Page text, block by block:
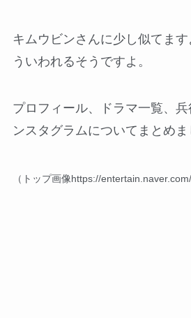
キムウビンさんに少し似てま
ういわれるそうですよ。
プロフィール、ドラマ一覧、
ンスタグラムについてまとめま
（トップ画像https://entertain.naver.com/